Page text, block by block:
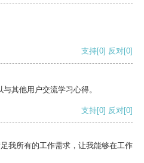
支持[0] 反对[0]
其他用户交流学习心得。
支持[0] 反对[0]
我所有的工作需求，让我能够在工作